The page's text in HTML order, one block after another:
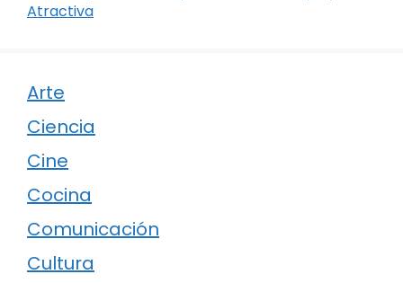
Atractiva
Arte
Ciencia
Cine
Cocina
Comunicación
Cultura